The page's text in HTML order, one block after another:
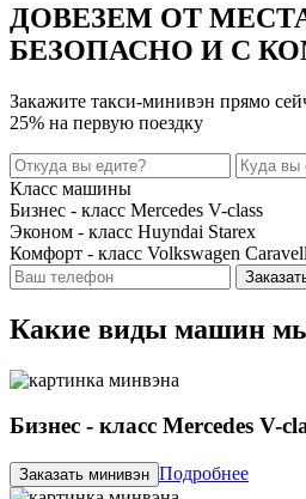
ДОВЕЗЕМ ОТ
БЕЗОПАСНО И С
Закажите такси-минивэн прямо
25% на первую поездку
Класс машины
Бизнес - класс Mercedes V-class
Эконом - класс Huyndai Starex
Комфорт - класс Volkswagen
Какие виды машин
Бизнес - класс Mercedes V-
Заказать минивэн Подробнее